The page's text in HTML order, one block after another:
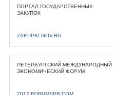
ПОРТАЛ ГОСУДАРСТВЕННЫХ
ЗАКУПОК
ZAKUPKI.GOV.RU
ПЕТЕРБУРГСКИЙ МЕЖДУНАРОДНЫЙ
ЭКОНОМИЧЕСКИЙ ФОРУМ
2012.FORUMSPB.COM